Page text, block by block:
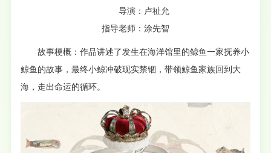
导演：卢祉允
指导老师：涂先智
故事梗概：作品讲述了发生在海洋馆里的鲸鱼一家抚养小
鲸鱼的故事，最终小鲸冲破现实禁锢，带领鲸鱼家族回到大
海，走出命运的循环。